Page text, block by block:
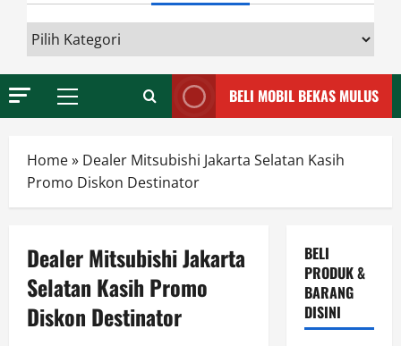
INFORMASI
Primary
BELI MOBIL BEKAS MULUS
Home» Dealer Mitsubishi Jakarta Selatan Kasih
Promo Diskon Destinator
Dealer Mitsubishi Jakarta
Selatan Kasih Promo
Diskon Destinator
BELI
PRODUK &
BARANG
DISINI